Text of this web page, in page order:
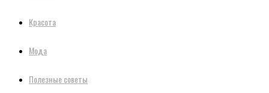
Красота
Мода
Полезные советы